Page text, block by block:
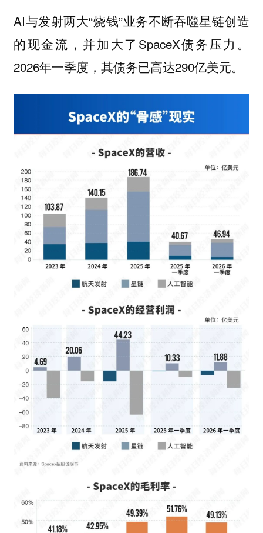
AI与发射两大“烧钱”业务不断吞噬星链创造
的现金流，并加大了SpaceX债务压力。
2026年一季度，其债务已高达290亿美元。